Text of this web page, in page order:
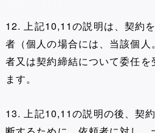
12. 上記10,11の説明は、契約
者（個人の場合には、当該個
者又は契約締結について委任
ます。
13. 上記10,11の説明の後、契